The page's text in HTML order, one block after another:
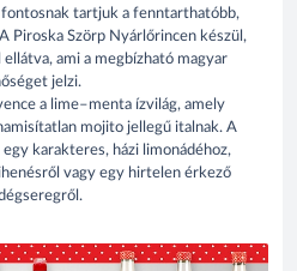
tartjuk a fenntarthatóbb,
Piroska Szörp Nyárlőrincen készül,
ami a megbízható magyar
jelzi.
a lime–menta ízvilág, amely
mojito jellegű italnak. A
karakteres, házi limonádéhoz,
vagy egy hirtelen érkező